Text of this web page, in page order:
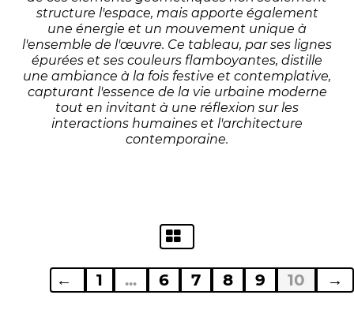
structure l'espace, mais apporte également
une énergie et un mouvement unique à
l'ensemble de l'œuvre. Ce tableau, par ses lignes
épurées et ses couleurs flamboyantes, distille
une ambiance à la fois festive et contemplative,
capturant l'essence de la vie urbaine moderne
tout en invitant à une réflexion sur les
interactions humaines et l'architecture
contemporaine.
← 1 ... 6 7 8 9 10 →